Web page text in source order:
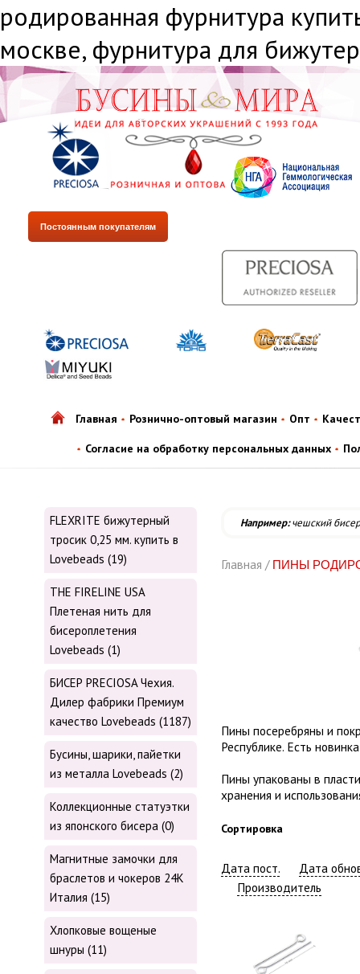
родированная фурнитура
москве, фурнитура для
Постоянным покупателям
Главная Рознично-оптовый магазин Опт
Согласие на обработку персональных данных
FLEXRITE бижутерный
тросик 0,25 мм. купить в
Lovebeads (19)
THE FIRELINE USA
Плетеная нить для
бисероплетения
Lovebeads (1)
БИСЕР PRECIOSA Чехия.
Дилер фабрики Премиум
качество Lovebeads (1187)
Бусины, шарики, пайетки
из металла Lovebeads (2)
Коллекционные статуэтки
из японского бисера (0)
Магнитные замочки для
браслетов и чокеров 24К
Италия (15)
Хлопковые вощеные
шнуры (11)
Например:чешский бисер
Главная / ПИНЫ
Пины посеребряны и
Республике. Есть
Пины упакованы в
хранения и
Сортировка
Дата пост.
Дата
Производитель